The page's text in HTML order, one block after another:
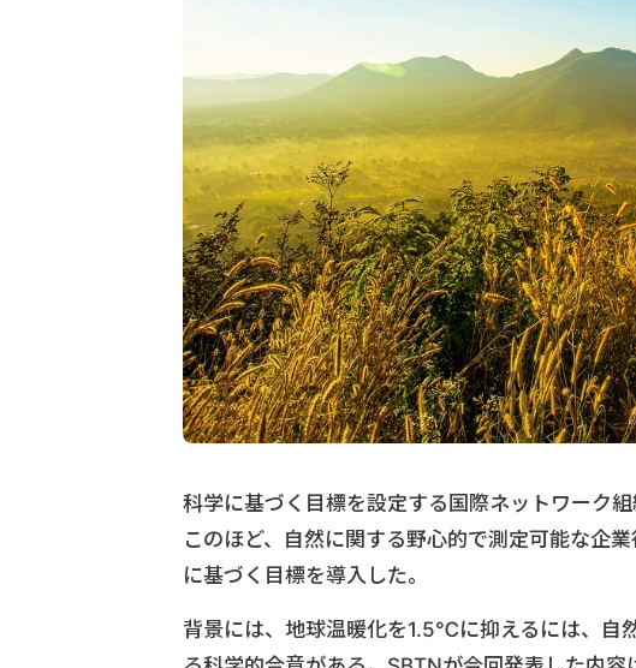
科学に基づく目標を設定する国際ネットワーク
このほど、自然に関する野心的で測定可能な企
に基づく目標を導入した。
背景には、地球温暖化を1.5℃に抑えるには、自